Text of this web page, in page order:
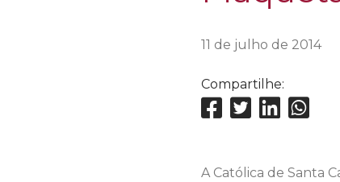
11 de julho de 2014
Compartilhe:
A Católica de Santa